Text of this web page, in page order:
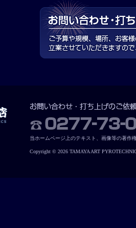
当ホームページ上のテキスト、画像等の著作
Copyright © 2026 TAMAYA ART